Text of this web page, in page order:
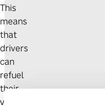
This
means
that
drivers
can
refuel
their
vehicles